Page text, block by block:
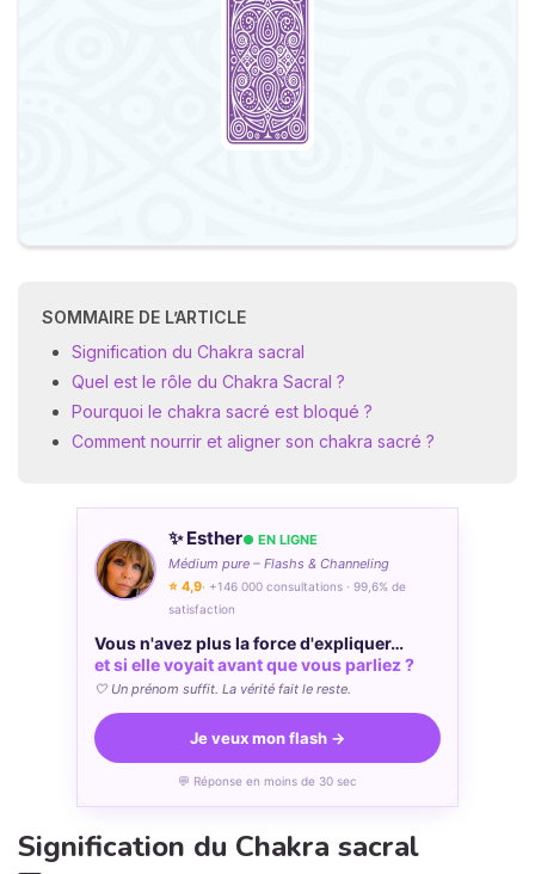
SOMMAIRE DE L’ARTICLE
Signification du Chakra sacral
Quel est le rôle du Chakra Sacral ?
Pourquoi le chakra sacré est bloqué ?
Comment nourrir et aligner son chakra sacré ?
✨ Esther● EN LIGNE
Médium pure – Flashs & Channeling
⭐ 4,9· +146 000 consultations · 99,6% de
satisfaction
Vous n'avez plus la force d'expliquer…
et si elle voyait avant que vous parliez ?
🤍 Un prénom suffit. La vérité fait le reste.
Je veux mon flash →
💬 Réponse en moins de 30 sec
Signification du Chakra sacral